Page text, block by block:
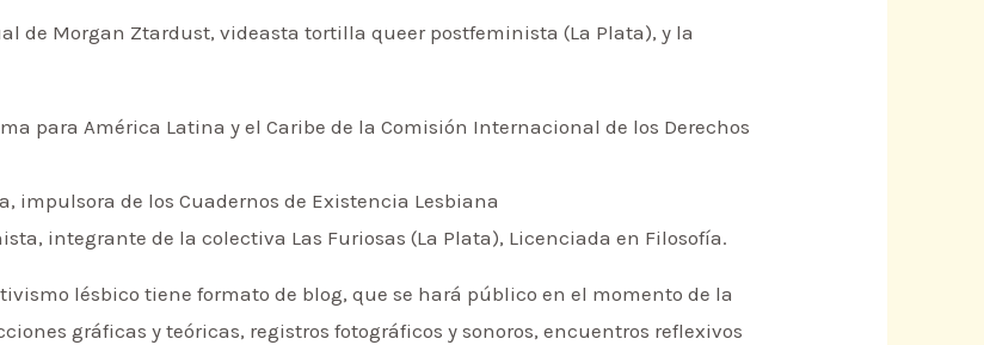
de Morgan Ztardust, videasta tortilla queer postfeminista (La Plata), y la
para América Latina y el Caribe de la Comisión Internacional de los Derechos
impulsora de los Cuadernos de Existencia Lesbiana
integrante de la colectiva Las Furiosas (La Plata), Licenciada en Filosofía.
lésbico tiene formato de blog, que se hará público en el momento de la
gráficas y teóricas, registros fotográficos y sonoros, encuentros reflexivos